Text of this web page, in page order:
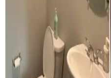
Seçiminde Uyum ve Estetik
Banyoda sarı ve turuncu
tonlarıyla uyumlu, ferah bir
seçimi ve uyumlu aksesuarlar
Uygun Maliyetli Banyo
Müdahalelerle Estetik ve